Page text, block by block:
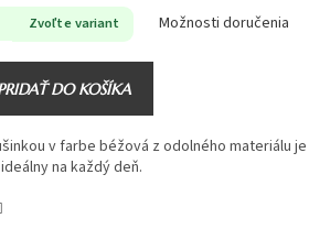
Zvoľte variant Možnosti doručenia
DO KOŠÍKA
v farbe béžová z odolného materiálu
na každý deň.